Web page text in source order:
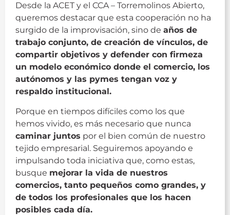
Desde la ACET y el CCA – Torremolinos Abierto,
queremos destacar que esta cooperación no ha
surgido de la improvisación, sino de años de
trabajo conjunto, de creación de vínculos, de
compartir objetivos y defender con firmeza
un modelo económico donde el comercio, los
autónomos y las pymes tengan voz y
respaldo institucional.
Porque en tiempos difíciles como los que
hemos vivido, es más necesario que nunca
caminar juntos por el bien común de nuestro
tejido empresarial. Seguiremos apoyando e
impulsando toda iniciativa que, como estas,
busque mejorar la vida de nuestros
comercios, tanto pequeños como grandes, y
de todos los profesionales que los hacen
posibles cada día.